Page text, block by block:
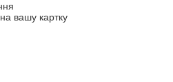
вашу картку